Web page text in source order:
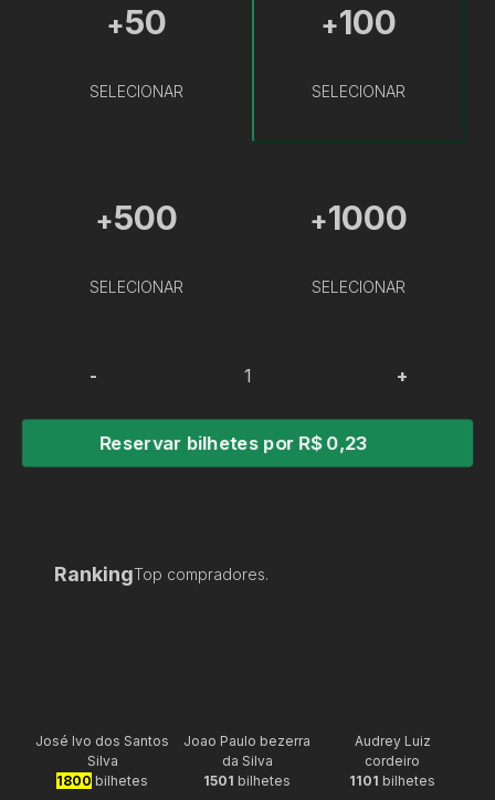
+50
SELECIONAR
+100
SELECIONAR
+500
SELECIONAR
+1000
SELECIONAR
- +
Reservar bilhetes por R$ 0,23
RankingTop compradores.
José Ivo dos Santos
Silva
1800 bilhetes
Joao Paulo bezerra
da Silva
1501 bilhetes
Audrey Luiz
cordeiro
1101 bilhetes